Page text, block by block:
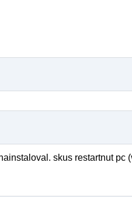
skus restartnut pc